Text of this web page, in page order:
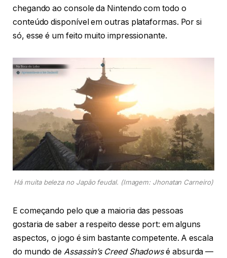
chegando ao console da Nintendo com todo o
conteúdo disponível em outras plataformas. Por si
só, esse é um feito muito impressionante.
Há muita beleza no Japão feudal. (Imagem: Jhonatan Carneiro)
E começando pelo que a maioria das pessoas
gostaria de saber a respeito desse port: em alguns
aspectos, o jogo é sim bastante competente. A escala
do mundo de Assassin’s Creed Shadowsé absurda —